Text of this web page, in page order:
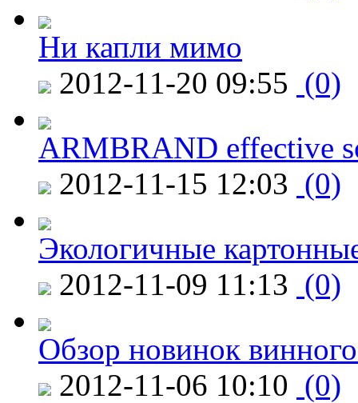
Ни капли мимо
2012-11-20 09:55 (0)
ARMBRAND effective
2012-11-15 12:03 (0)
Экологичные
2012-11-09 11:13 (0)
Обзор новинок
2012-11-06 10:10 (0)